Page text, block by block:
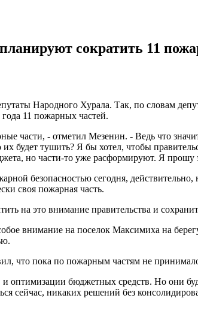
сократить 11
Народного Хурала. Так, по словам
11 пожарных частей.
части, - отметил Мезенин. - Ведь что
будет тушить? Я бы хотел, чтобы
но части-то уже расформируют. Я прошу
безопасностью сегодня, действительно,
своя пожарная часть.
на это внимание правительства и
внимание на поселок Максимиха на
что пока по пожарным частям не
оптимизации бюджетных средств. Но они
сейчас, никаких решений без